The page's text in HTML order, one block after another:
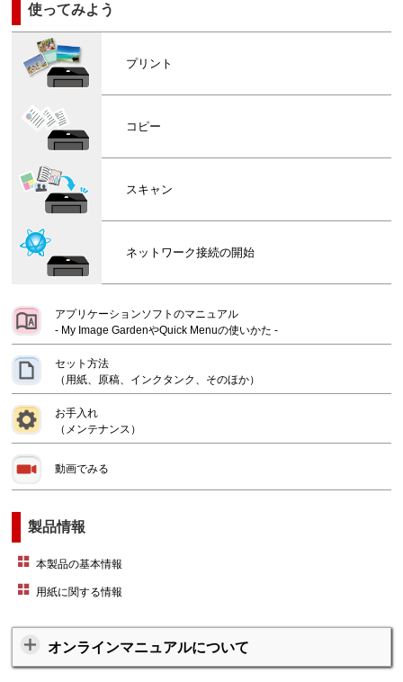
使ってみよう
プリント
コピー
スキャン
ネットワーク接続の開始
アプリケーションソフトのマニュアル
- My Image GardenやQuick Menuの使いかた -
セット方法
（用紙、原稿、インクタンク、そのほか）
お手入れ
（メンテナンス）
動画でみる
製品情報
本製品の基本情報
用紙に関する情報
オンラインマニュアルについて